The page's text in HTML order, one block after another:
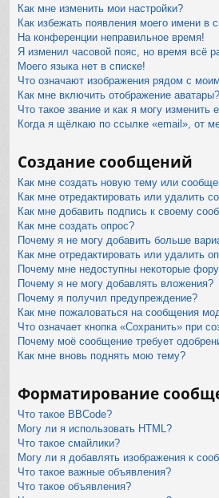
Как мне изменить мои настройки?
Как избежать появления моего имени в
На конференции неправильное время!
Я изменил часовой пояс, но время всё
Моего языка нет в списке!
Что означают изображения рядом с
Как мне включить отображение аватары?
Что такое звание и как я могу изменить
Когда я щёлкаю по ссылке «email», от
Создание сообщений
Как мне создать новую тему или
Как мне отредактировать или удалить
Как мне добавить подпись к своему
Как мне создать опрос?
Почему я не могу добавить больше
Как мне отредактировать или удалить
Почему мне недоступны некоторые
Почему я не могу добавлять вложения?
Почему я получил предупреждение?
Как мне пожаловаться на сообщения
Что означает кнопка «Сохранить» при
Почему моё сообщение требует
Как мне вновь поднять мою тему?
Форматирование
Что такое BBCode?
Могу ли я использовать HTML?
Что такое смайлики?
Могу ли я добавлять изображения к
Что такое важные объявления?
Что такое объявления?